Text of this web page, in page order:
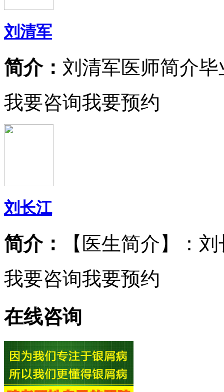
刘清军
简介： 刘清军医师简介毕
我要咨询我要预约
刘长江
简介：
【医生简介】：
我要咨询我要预约
在线咨询